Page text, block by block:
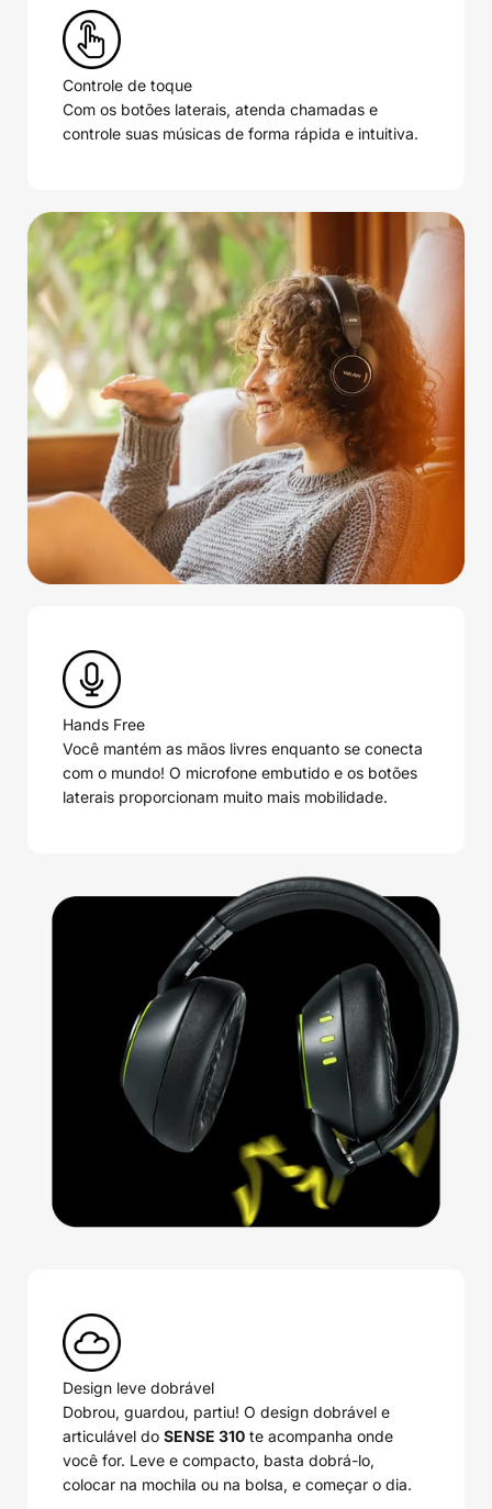
Controle de toque
Com os botões laterais, atenda chamadas e
controle suas músicas de forma rápida e intuitiva.
Hands Free
Você mantém as mãos livres enquanto se conecta
com o mundo! O microfone embutido e os botões
laterais proporcionam muito mais mobilidade.
Design leve dobrável
Dobrou, guardou, partiu! O design dobrável e
articulável do SENSE 310 te acompanha onde
você for. Leve e compacto, basta dobrá-lo,
colocar na mochila ou na bolsa, e começar o dia.